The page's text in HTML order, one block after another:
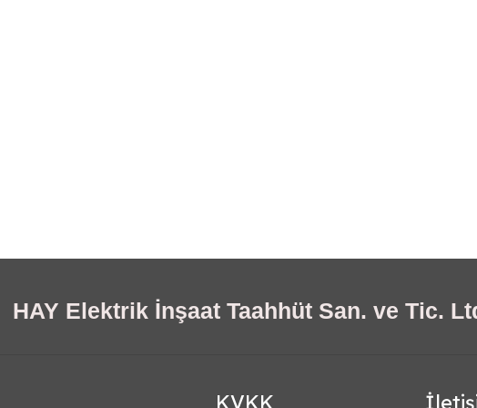
HAY Elektrik İnşaat Taahhüt San. ve Tic.
KVKK